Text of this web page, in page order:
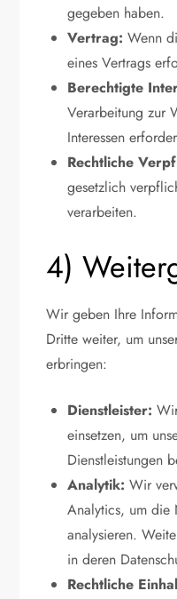
gegeben haben.
Vertrag: Wenn
eines Vertrags
Berechtigte
Verarbeitung zur
Interessen
Rechtliche
gesetzlich
verarbeiten.
4)
Wir geben Ihre
Dritte weiter, um
erbringen:
Dienstleister:
einsetzen, um
Dienstleistungen
Analytik: Wir
Analytics, um die
analysieren.
in deren
Rechtliche